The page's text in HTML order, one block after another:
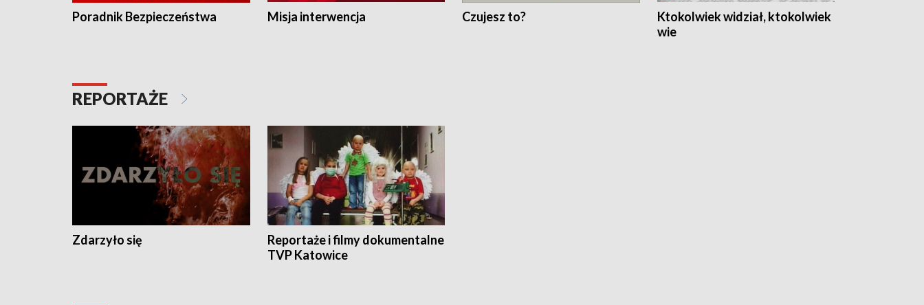
Poradnik Bezpieczeństwa Misja interwencja Czujesz to?
Ktokolwiek widział, ktokolwiek
wie
REPORTAŻE
Zdarzyło się
Reportaże i filmy dokumentalne
TVP Katowice